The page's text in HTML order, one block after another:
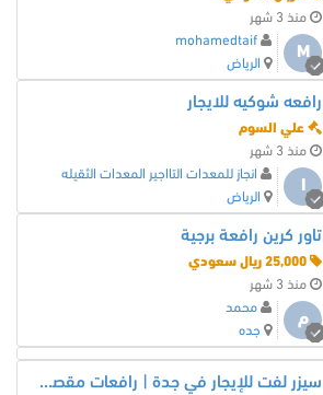
منذ 3 شهر
M
mohamedtaif
الرياض
رافعه شوكيه للايجار
علي السوم
منذ 3 شهر
ا
انجاز للمعدات التااجير المعدات الثقيله
الرياض
تاور كرين رافعة برجية
منذ 3 شهر
م
محمد
جده
سيزر لفت للإيجار في جدة | رافعات مقصية 12–16 متر يومي/شهري/سنوي | موديلات 2026 | شركة المقداد 0530677958